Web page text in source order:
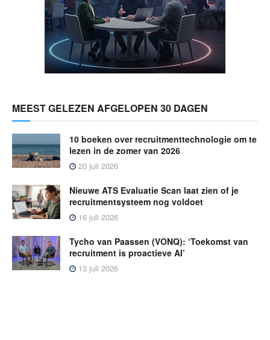
MEEST GELEZEN AFGELOPEN 30 DAGEN
10 boeken over recruitmenttechnologie om te
lezen in de zomer van 2026
20 juli 2026
Nieuwe ATS Evaluatie Scan laat zien of je
recruitmentsysteem nog voldoet
16 juli 2026
Tycho van Paassen (VONQ): ‘Toekomst van
recruitment is proactieve AI’
13 juli 2026